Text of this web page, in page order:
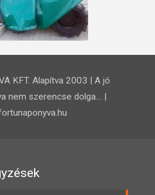
KFT. Alapítva 2003 | A jó
nem szerencse dolga… |